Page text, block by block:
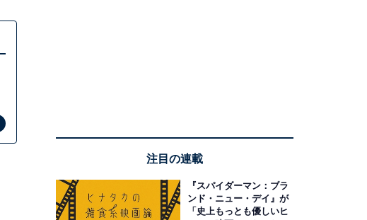
注目の連載
『スパイダーマン：ブラ
ンド・ニュー・デイ』が
「史上もっとも優しいヒ